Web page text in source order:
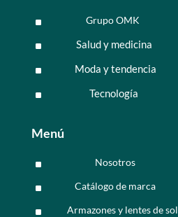
^ Grupo OMK
^ Salud y medicina
^ Moda y tendencia
^ Tecnología
Menú
^ Nosotros
^ Catálogo de marca
^ Armazones y lentes de sol